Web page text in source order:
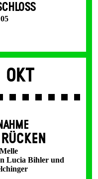
Okt
Lucia Bihler und